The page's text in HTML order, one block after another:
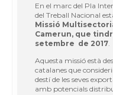
En el marc del Pla
del Treball Nacional
Missió
Camerun, que
setembre de 2017
Aquesta missió està
catalanes que
destí de les seves
amb potencials